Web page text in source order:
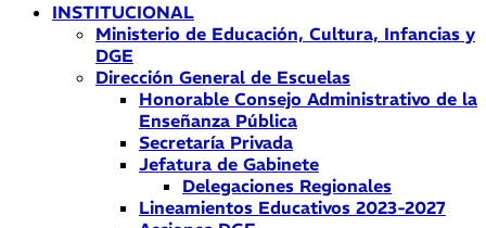
INSTITUCIONAL
Ministerio de Educación, Cultura, Infancias y
DGE
Dirección General de Escuelas
Honorable Consejo Administrativo de la
Enseñanza Pública
Secretaría Privada
Jefatura de Gabinete
Delegaciones Regionales
Lineamientos Educativos 2023-2027